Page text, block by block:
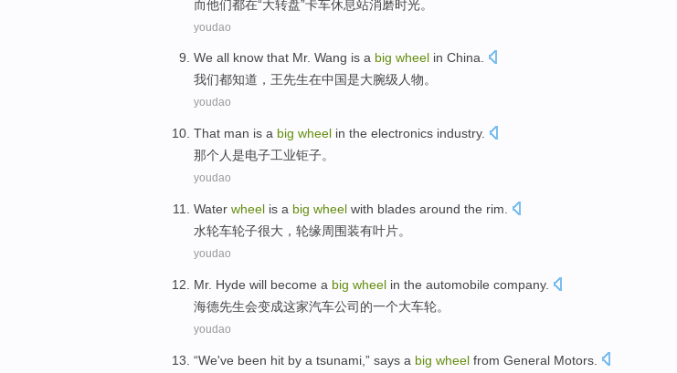
而他们都在“大转盘”卡车休息站消磨时光。
youdao
We all know that Mr. Wang is a big wheel in China.
我们都知道 ， 王先生在中国是大腕级人物。
youdao
That man is a big wheel in the electronics industry.
那个 人是电子工业钜子。
youdao
Water wheel is a big wheel with blades around the rim
水轮车轮子很大 ，轮缘周围装有叶片。
youdao
Mr. Hyde will become a big wheel in the automobile company.
海德先生会变成这家汽车公司 的一个大车轮。
youdao
“We've been hit by a tsunami,” says a big wheel from General Motors